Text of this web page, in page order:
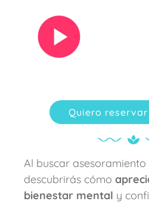
Quiero
Al buscar
descubrirás cómo
bienestar mental y